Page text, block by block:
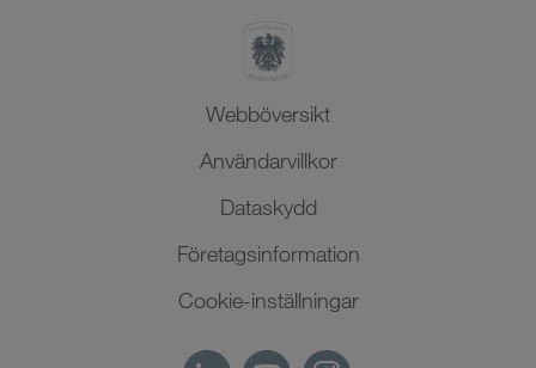
Webböversikt
Användarvillkor
Dataskydd
Företagsinformation
Cookie-inställningar